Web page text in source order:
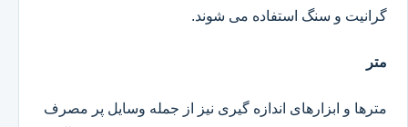
گرانیت و سنگ استفاده می شوند.
متر
مترها و ابزارهای اندازه گیری نیز از جمله وسایل پر مصرف